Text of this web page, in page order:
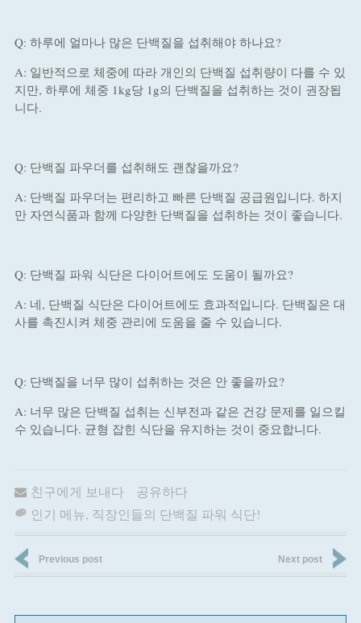
Q: 하루에 얼마나 많은 단백질을 섭취해야 하나요?
A: 일반적으로 체중에 따라 개인의 단백질 섭취량이 다를 수 있
지만, 하루에 체중 1kg당 1g의 단백질을 섭취하는 것이 권장됩
니다.
Q: 단백질 파우더를 섭취해도 괜찮을까요?
A: 단백질 파우더는 편리하고 빠른 단백질 공급원입니다. 하지
만 자연식품과 함께 다양한 단백질을 섭취하는 것이 좋습니다.
Q: 단백질 파워 식단은 다이어트에도 도움이 될까요?
A: 네, 단백질 식단은 다이어트에도 효과적입니다. 단백질은 대
사를 촉진시켜 체중 관리에 도움을 줄 수 있습니다.
Q: 단백질을 너무 많이 섭취하는 것은 안 좋을까요?
A: 너무 많은 단백질 섭취는 신부전과 같은 건강 문제를 일으킬
수 있습니다. 균형 잡힌 식단을 유지하는 것이 중요합니다.
친구에게 보내다
공유하다
인기 메뉴, 직장인들의 단백질 파워 식단!
Previous post Next post